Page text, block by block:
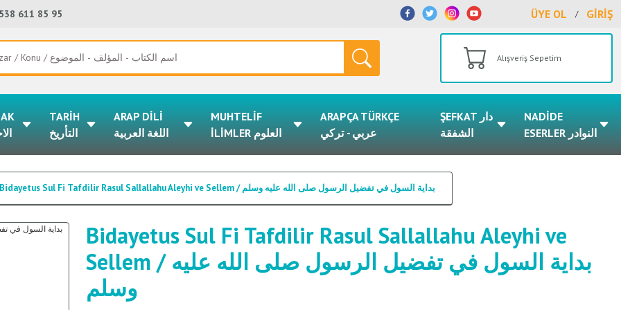
611 85 95 ÜYE OL / GİRİŞ
Alışveriş Sepetim
TARİH
التأريخ
ARAP DİLİ
اللغة العربية
MUHTELİF
İLİMLER العلوم
ARAPÇA TÜRKÇE
عربي - تركي
ŞEFKAT دار
الشفقة
NADİDE
ESERLER النوادر
Bidayetus Sul Fi Tafdilir Rasul Sallallahu Aleyhi ve Sellem / بداية السول في تفضيل الرسول صلى الله عليه وسلم
Bidayetus Sul Fi Tafdilir Rasul Sallallahu Aleyhi ve
Sellem / بداية السول في تفضيل الرسول صلى الله عليه
وسلم